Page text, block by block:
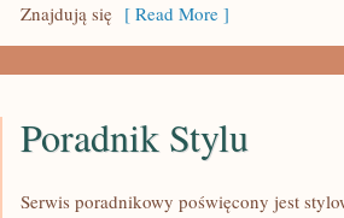
Znajdują się [ Read More ]
Poradnik Stylu
Serwis poradnikowy poświęcony jest